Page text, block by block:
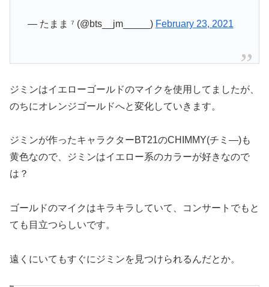
— たまま ⁷ (@bts__jm_____) February 23, 2021
ジミンはイエローゴールドのマイクを使用してましたが、
のちにオレンジゴールドへと変化していきます。
ジミンが作ったキャラクターBT21のCHIMMY(チミ―)も
黄色なので、ジミンはイエロー系のカラーが好きなので
は？
ゴールドのマイクはキラキラしていて、コンサートでもと
ても目立つらしいです。
遠くにいてもすぐにジミンを見つけられるんだとか。